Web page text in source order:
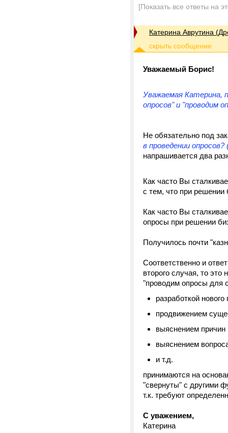
[Показать все ответы на
Катерина Аврутина
Уважаемый Борис!
Уважаемая Катерина,
опросов" и "проводим
Не обязательно под
в проведении
напрашивается два
Как часто Вы
с тем, что при решении
Как часто Вы
опросы при решении
Получилось почти
Соответственно и
второго случая, то
"проводим опросы для
разработкой нового
продвижением
выяснением причин
выяснением
и т.д.
принимаются на
"свернуты" с другими
т.к. требуют
С уважением,
Катерина